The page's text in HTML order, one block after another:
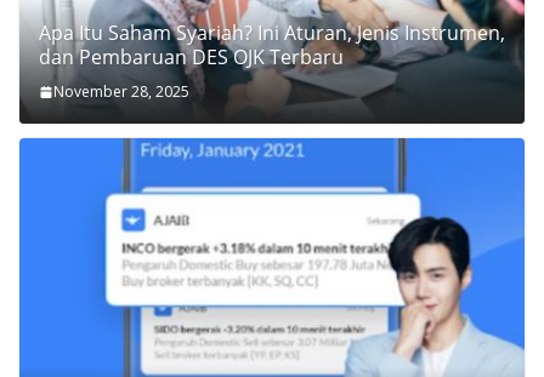
Apa Itu Saham Syariah? Ini Aturan, Jenis Instrumen,
dan Pembaruan DES OJK Terbaru
November 28, 2025